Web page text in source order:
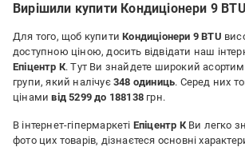
Вирішили купити Кондиціонери 9
Для того, щоб купитиКондиціонери 9 BTU
доступною ціною, досить відвідати наш
Епіцентр К. Тут Ви знайдете широкий
групи, який налічує 348 одиниць. Серед них
цінамивід 5299 до 188138 грн.
В інтернет-гіпермаркеті Епіцентр КВи легко
фото цих товарів, дізнаєтеся основні